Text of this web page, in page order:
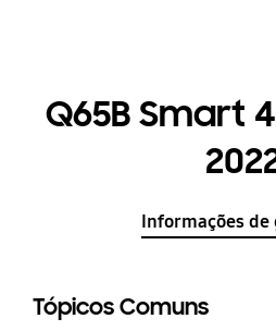
Q65B Smart
Informações
Tópicos Comuns